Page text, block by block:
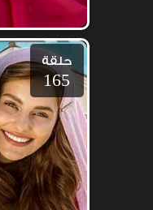
حلقة
165